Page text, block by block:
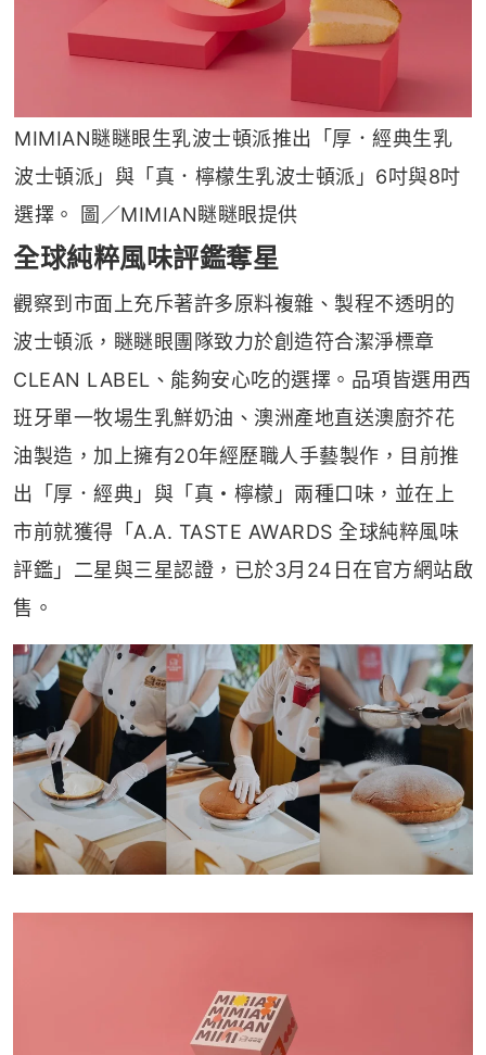
MIMIAN瞇瞇眼生乳波士頓派推出「厚．經典生乳
波士頓派」與「真．檸檬生乳波士頓派」6吋與8吋
選擇。 圖／MIMIAN瞇瞇眼提供
全球純粹風味評鑑奪星
觀察到市面上充斥著許多原料複雜、製程不透明的
波士頓派，瞇瞇眼團隊致力於創造符合潔淨標章
CLEAN LABEL、能夠安心吃的選擇。品項皆選用西
班牙單一牧場生乳鮮奶油、澳洲產地直送澳廚芥花
油製造，加上擁有20年經歷職人手藝製作，目前推
出「厚．經典」與「真・檸檬」兩種口味，並在上
市前就獲得「A.A. TASTE AWARDS 全球純粹風味
評鑑」二星與三星認證，已於3月24日在官方網站啟
售。